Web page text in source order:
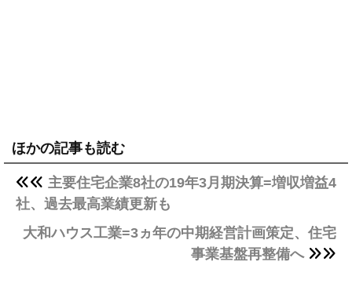
ほかの記事も読む
主要住宅企業8社の19年3月期決算=増収増益4
社、過去最高業績更新も
大和ハウス工業=3ヵ年の中期経営計画策定、住宅
事業基盤再整備へ